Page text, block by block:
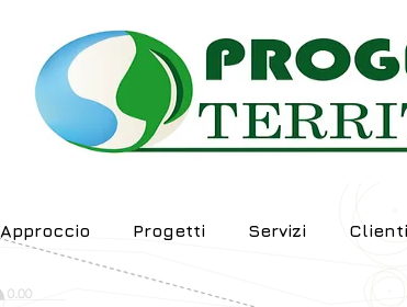
Approccio Progetti Servizi Clienti